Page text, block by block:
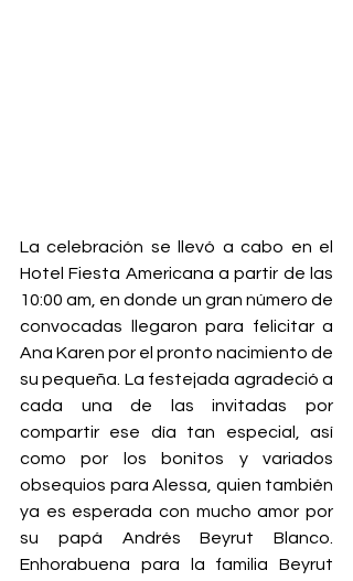
La celebración se llevó a cabo en el
Hotel Fiesta Americana a partir de las
10:00 am, en donde un gran número de
convocadas llegaron para felicitar a
Ana Karen por el pronto nacimiento de
su pequeña. La festejada agradeció a
cada una de las invitadas por
compartir ese día tan especial, así
como por los bonitos y variados
obsequios para Alessa, quien también
ya es esperada con mucho amor por
su papá Andrés Beyrut Blanco.
Enhorabuena para la familia Beyrut